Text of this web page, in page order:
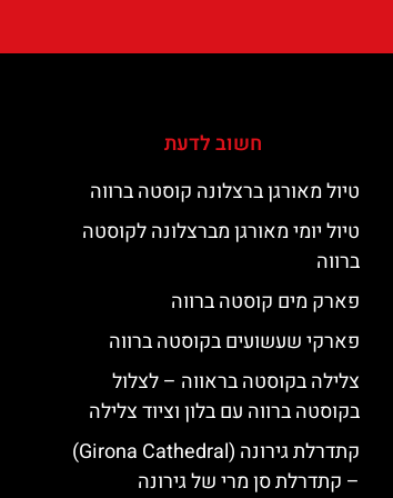
חשוב לדעת
טיול מאורגן ברצלונה קוסטה ברווה
טיול יומי מאורגן מברצלונה לקוסטה
ברווה
פארק מים קוסטה ברווה
פארקי שעשועים בקוסטה ברווה
צלילה בקוסטה בראווה – לצלול
בקוסטה ברווה עם בלון וציוד צלילה
קתדרלת גירונה (Girona Cathedral)
– קתדרלת סן מרי של גירונה